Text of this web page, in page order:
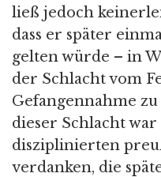
ließ jedoch
dass er später
gelten würde – in
der Schlacht vom
Gefangennahme
dieser Schlacht
disziplinierten
verdanken, die